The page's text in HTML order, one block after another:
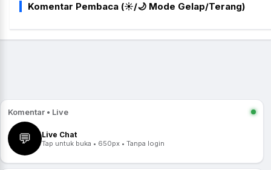
Komentar Pembaca (☀️/🌙 Mode Gelap/Terang)
Komentar • Live
💬 Live Chat
Tap untuk buka • 650px • Tanpa login